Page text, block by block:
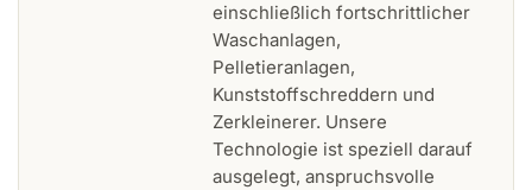
einschließlich fortschrittlicher
Waschanlagen,
Pelletieranlagen,
Kunststoffschreddern und
Zerkleinerer. Unsere
Technologie ist speziell darauf
ausgelegt, anspruchsvolle